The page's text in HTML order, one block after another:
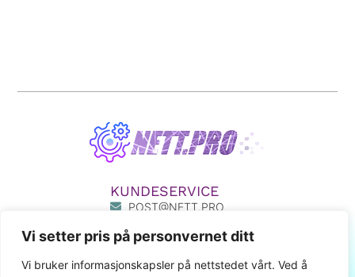
Vi setter pris på personvernet ditt
Vi bruker informasjonskapsler på nettstedet vårt. Ved å
KUNDESERVICE
POST@NETT.PRO
411 80 777
MIN SIDE